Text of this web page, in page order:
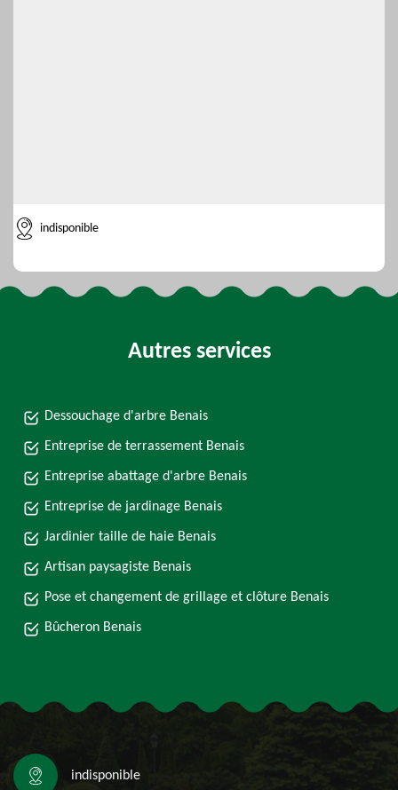
indisponible
Autres services
Dessouchage d'arbre Benais
Entreprise de terrassement Benais
Entreprise abattage d'arbre Benais
Entreprise de jardinage Benais
Jardinier taille de haie Benais
Artisan paysagiste Benais
Pose et changement de grillage et clôture Benais
Bûcheron Benais
indisponible